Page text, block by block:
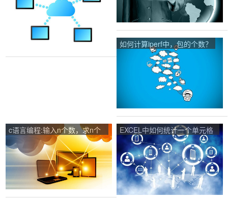
如何计算iperf中，包的个数？
c语言编程:输入n个数，求n个
数中的偶数和及平均值？
EXCEL中如何统计一个单元格
所包含的信息数量？